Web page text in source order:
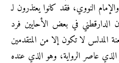
النووي، فقد كانوا يعتذرون لـ
الدارقطني في بعض الأحايين فرد
المدلس لا تكون إلا من المتقدمين
الذي عاصر الرواية، وهو الذي عنده